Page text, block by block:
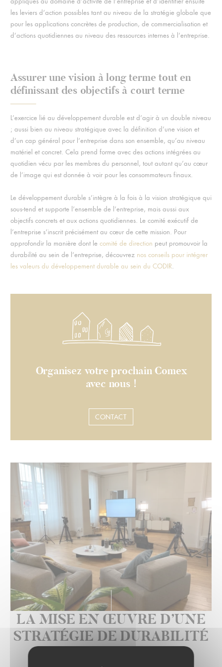
les leviers d’action possibles tant au niveau de la stratégie globale que
pour les applications concrètes de production, de commercialisation et
d’actions quotidiennes au niveau des ressources internes à l’entreprise.
Assurer une vision à long terme tout en
définissant des objectifs à court terme
L’exercice lié au développement durable est d’agir à un double niveau
; aussi bien au niveau stratégique avec la définition d’une vision et
d’un cap général pour l’entreprise dans son ensemble, qu’au niveau
matériel et concret. Cela prend forme avec des actions intégrées au
quotidien vécu par les membres du personnel, tout autant qu’au cœur
de l’image qui est donnée à voir pour les consommateurs finaux.
Le développement durable s’intègre à la fois à la vision stratégique qui
sous-tend et supporte l’ensemble de l’entreprise, mais aussi aux
objectifs concrets et aux actions quotidiennes. Le comité exécutif de
l’entreprise s’inscrit précisément au cœur de cette mission. Pour
approfondir la manière dont le comité de direction peut promouvoir la
durabilité au sein de l’entreprise, découvrez nos conseils pour intégrer
les valeurs du développement durable au sein du CODIR.
Organisez votre prochain Comex
avec nous !
CONTACT
LA MISE EN ŒUVRE D’UNE
STRATÉGIE DE DURABILITÉ